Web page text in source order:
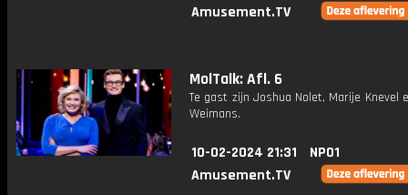
Amusement.TV
MolTalk: Afl. 6
Te gast zijn Joshua Nolet, Marije Knevel
Weimans.
10-02-2024 21:31
NPO1
Amusement.TV